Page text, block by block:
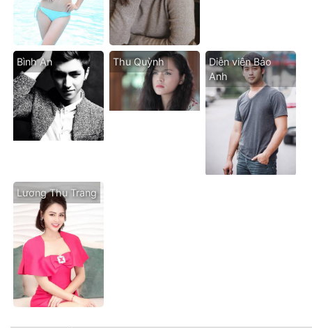
Bình An Thu Quỳnh
Diễn viên Bảo
Anh
Lương Thu Trang